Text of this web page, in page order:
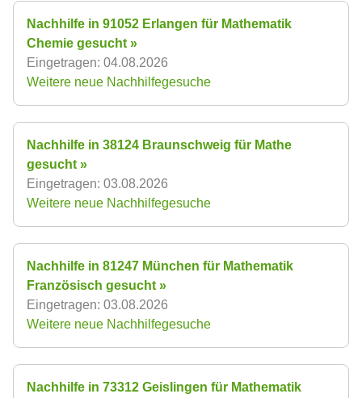
Nachhilfe in 91052 Erlangen für Mathematik
Chemie gesucht »
Eingetragen: 04.08.2026
Weitere neue Nachhilfegesuche
Nachhilfe in 38124 Braunschweig für Mathe
gesucht »
Eingetragen: 03.08.2026
Weitere neue Nachhilfegesuche
Nachhilfe in 81247 München für Mathematik
Französisch gesucht »
Eingetragen: 03.08.2026
Weitere neue Nachhilfegesuche
Nachhilfe in 73312 Geislingen für Mathematik